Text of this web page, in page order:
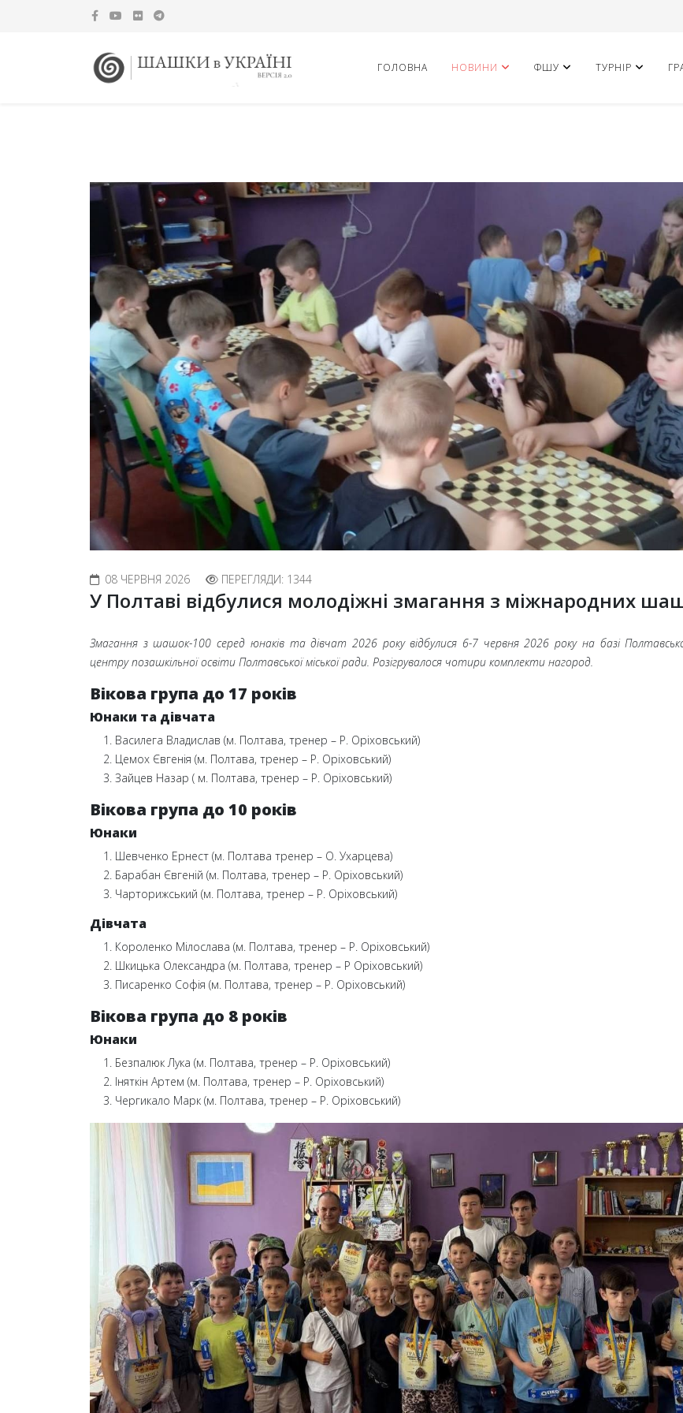
ГОЛОВНА НОВИНИ ФШУ ТУРНІР
08 ЧЕРВНЯ 2026 ПЕРЕГЛЯДИ: 1344
У Полтаві відбулися молодіжні змагання з міжнародних
Змагання з шашок-100 серед юнаків та дівчат 2026 року відбулися 6-7 червня 2026 року на базі
центру позашкільної освіти Полтавської міської ради. Розігрувалося чотири комплекти нагород.
Вікова група до 17 років
Юнаки та дівчата
Василега Владислав (м. Полтава, тренер – Р. Оріховський)
Цемох Євгенія (м. Полтава, тренер – Р. Оріховський)
Зайцев Назар ( м. Полтава, тренер – Р. Оріховський)
Вікова група до 10 років
Юнаки
Шевченко Ернест (м. Полтава тренер – О. Ухарцева)
Барабан Євгеній (м. Полтава, тренер – Р. Оріховський)
Чарторижський (м. Полтава, тренер – Р. Оріховський)
Дівчата
Короленко Мілослава (м. Полтава, тренер – Р. Оріховський)
Шкицька Олександра (м. Полтава, тренер – Р Оріховський)
Писаренко Софія (м. Полтава, тренер – Р. Оріховський)
Вікова група до 8 років
Юнаки
Безпалюк Лука (м. Полтава, тренер – Р. Оріховський)
Іняткін Артем (м. Полтава, тренер – Р. Оріховський)
Чергикало Марк (м. Полтава, тренер – Р. Оріховський)